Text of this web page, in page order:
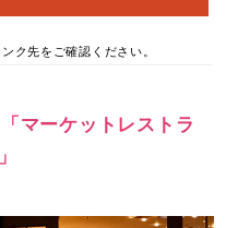
ク先をご確認ください。
マーケットレストラ